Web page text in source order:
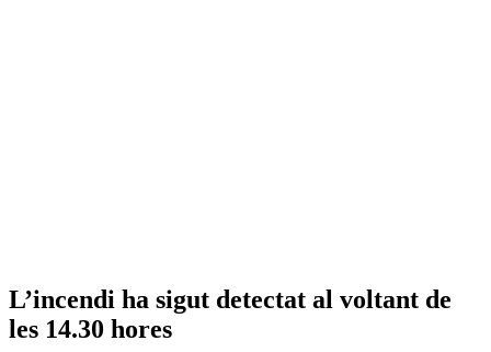
L’incendi ha sigut detectat al voltant de
les 14.30 hores